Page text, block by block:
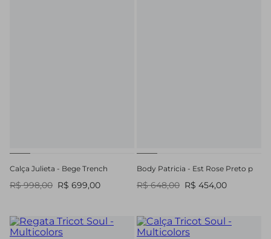
Calça Julieta - Bege Trench
R$ 998,00 R$ 699,00
Body Patricia - Est Rose Preto p
R$ 648,00 R$ 454,00